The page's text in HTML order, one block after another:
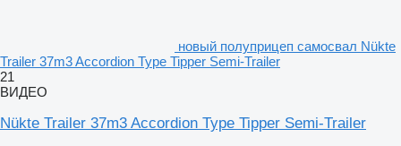
новый полуприцеп самосвал Nükte
Trailer 37m3 Accordion Type Tipper Semi-Trailer
21
ВИДЕО
Nükte Trailer 37m3 Accordion Type Tipper Semi-Trailer